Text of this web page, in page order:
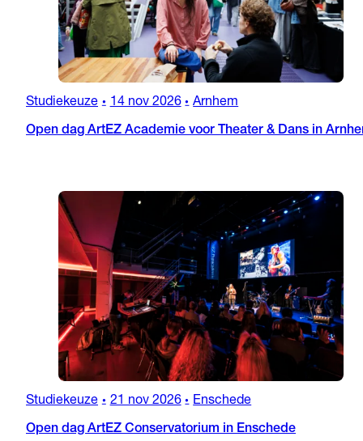
Studiekeuze • 14 nov 2026 • Arnhem
Open dag ArtEZ Academie voor Theater & Dans in
Studiekeuze • 21 nov 2026 • Enschede
Open dag ArtEZ Conservatorium in Enschede